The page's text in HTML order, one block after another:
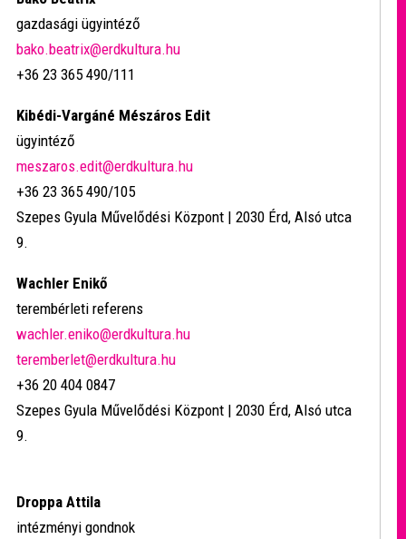
gazdasági ügyintéző
bako.beatrix@erdkultura.hu
+36 23 365 490/111
Kibédi-Vargáné Mészáros Edit
ügyintéző
meszaros.edit@erdkultura.hu
+36 23 365 490/105
Szepes Gyula Művelődési Központ | 2030 Érd, Alsó utca
9.
Wachler Enikő
terembérleti referens
wachler.eniko@erdkultura.hu
teremberlet@erdkultura.hu
+36 20 404 0847
Szepes Gyula Művelődési Központ | 2030 Érd, Alsó utca
9.
Droppa Attila
intézményi gondnok